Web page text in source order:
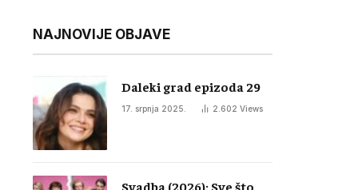
NAJNOVIJE OBJAVE
Daleki grad epizoda 29
17. srpnja 2025. 2.602 Views
Svadba (2026): Sve što